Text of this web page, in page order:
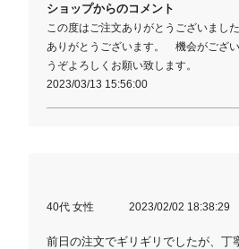
ショップからのコメント
この度はご注文ありがとうございまし
ありがとうございます。 機会がござ
うぞよろしくお願い致します。
2023/03/13 15:56:00
40代 女性 2023/02/02 18:38:29
前日の注文でギリギリでしたが、丁